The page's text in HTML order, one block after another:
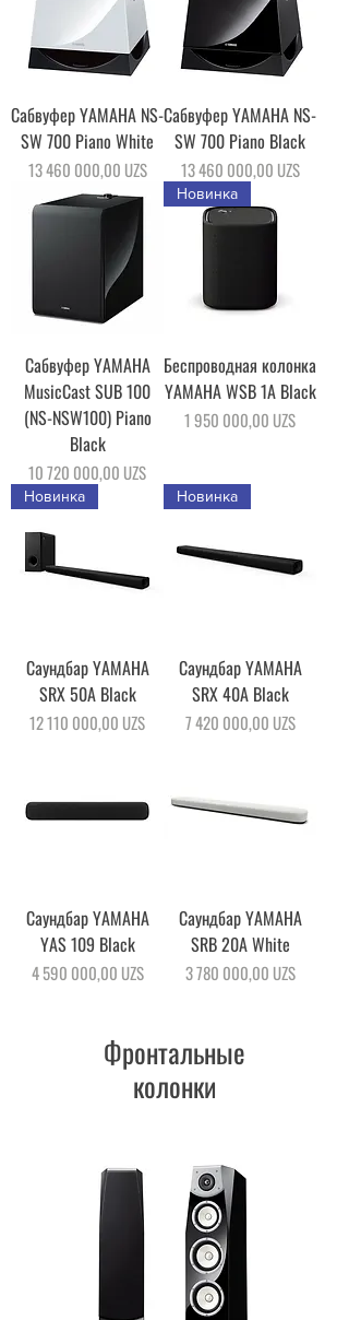
Сабвуфер YAMAHA NS-
SW 700 Piano White
Цена
13 460 000,00 UZS
Сабвуфер YAMAHA NS-
SW 700 Piano Black
Цена
13 460 000,00 UZS
Сабвуфер YAMAHA
MusicCast SUB 100
(NS-NSW100) Piano
Black
Цена
10 720 000,00 UZS
Новинка
Беспроводная колонка
YAMAHA WSB 1A Black
Цена
1 950 000,00 UZS
Новинка
Саундбар YAMAHA
SRX 50A Black
Цена
12 110 000,00 UZS
Новинка
Саундбар YAMAHA
SRX 40A Black
Цена
7 420 000,00 UZS
Саундбар YAMAHA
YAS 109 Black
Цена
4 590 000,00 UZS
Саундбар YAMAHA
SRB 20A White
Цена
3 780 000,00 UZS
Фронтальные
колонки